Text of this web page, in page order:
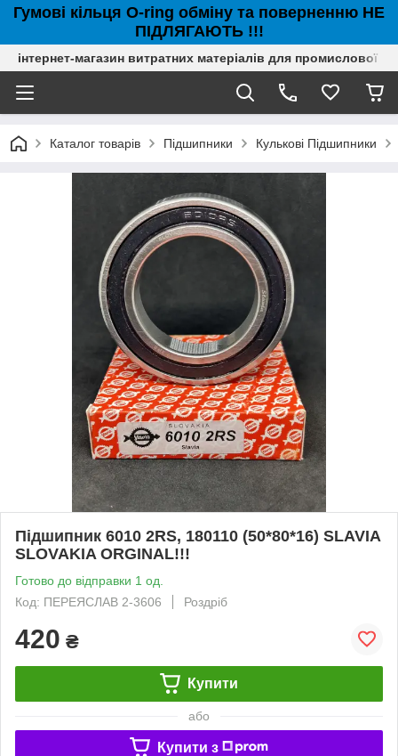
Гумові кільця O-ring обміну та поверненню НЕ
ПІДЛЯГАЮТЬ !!!
інтернет-магазин витратних матеріалів для промислової
Каталог товарів Підшипники Кулькові Підшипники
Підшипник 6010 2RS, 180110 (50*80*16) SLAVIA
SLOVAKIA ORGINAL!!!
Готово до відправки 1 од.
Код: ПЕРЕЯСЛАВ 2-3606
Роздріб
420 ₴
Купити
або
Купити з